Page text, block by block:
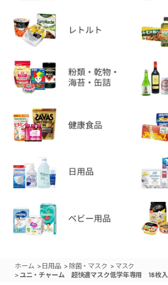
ホーム > 日用品 > 除菌・マスク > マスク
> ユニ・チャーム 超快適マスク低学年専用 18枚入